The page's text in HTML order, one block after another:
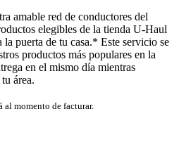
amable red de conductores del
elegibles de la tienda U-Haul
puerta de tu casa.* Este servicio se
productos más populares en la
en el mismo día mientras
área.
al momento de facturar.